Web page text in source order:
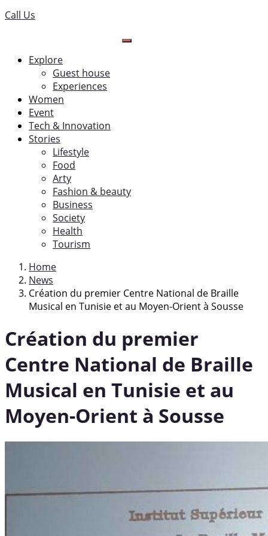
Call Us
Explore
Guest house
Experiences
Women
Event
Tech & Innovation
Stories
Lifestyle
Food
Arty
Fashion & beauty
Business
Society
Health
Tourism
Home
News
Création du premier Centre National de Braille
Musical en Tunisie et au Moyen-Orient à Sousse
Création du premier
Centre National de Braille
Musical en Tunisie et au
Moyen-Orient à Sousse